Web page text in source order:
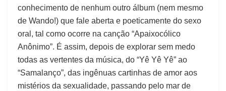
conhecimento de nenhum outro álbum (nem mesmo
de Wando!) que fale aberta e poeticamente do sexo
oral, tal como ocorre na canção “Apaixocólico
Anônimo”. É assim, depois de explorar sem medo
todas as vertentes da música, do “Yê Yê Yê” ao
“Samalanço”, das ingênuas cartinhas de amor aos
mistérios da sexualidade, passando pelo mar de